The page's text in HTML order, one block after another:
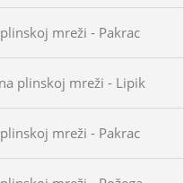
mreži - Pakrac
plinskoj mreži - Lipik
mreži - Pakrac